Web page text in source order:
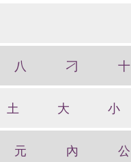
八 刁 十
土 大 小
元 內 公